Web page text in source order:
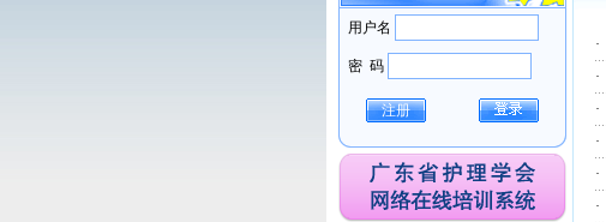
用户名
密 码
注册
·
·
·
·
·
·